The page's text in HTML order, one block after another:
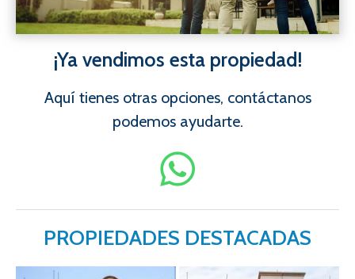
¡Ya vendimos esta propiedad!
Aquí tienes otras opciones, contáctanos
podemos ayudarte.
PROPIEDADES DESTACADAS